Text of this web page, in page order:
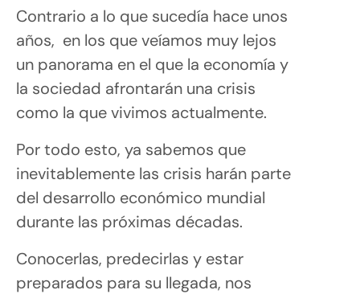
Contrario a lo que sucedía hace unos
años, en los que veíamos muy lejos
un panorama en el que la economía y
la sociedad afrontarán una crisis
como la que vivimos actualmente.
Por todo esto, ya sabemos que
inevitablemente las crisis harán parte
del desarrollo económico mundial
durante las próximas décadas.
Conocerlas, predecirlas y estar
preparados para su llegada, nos